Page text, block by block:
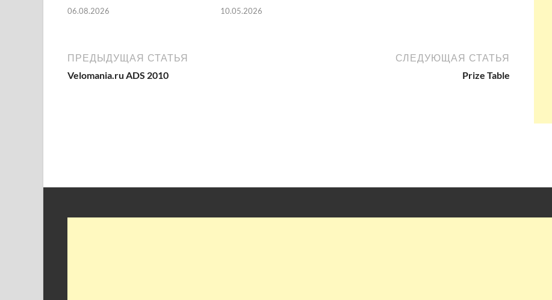
06.08.2026 10.05.2026
ПРЕДЫДУЩАЯ СТАТЬЯ
Velomania.ru ADS 2010
СЛЕДУЮЩАЯ СТАТЬЯ
Prize Table